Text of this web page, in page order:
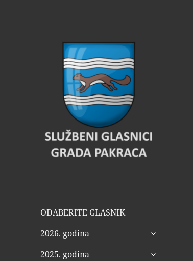
ODABERITE GLASNIK
2026. godina
proširi
2025. godina
proširi